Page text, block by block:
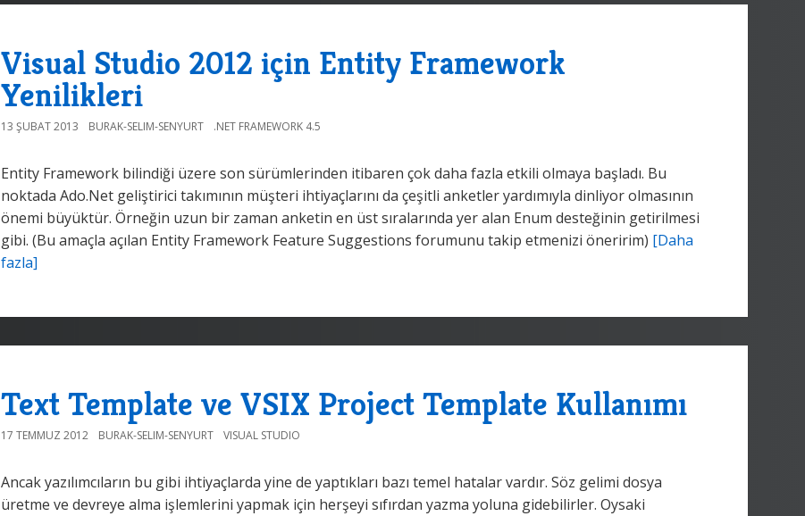
Visual Studio 2012 için Entity Framework
Yenilikleri
13 ŞUBAT 2013 BURAK-SELIM-SENYURT .NET FRAMEWORK 4.5
Entity Framework bilindiği üzere son sürümlerinden itibaren çok daha fazla etkili olmaya başladı. Bu
noktada Ado.Net geliştirici takımının müşteri ihtiyaçlarını da çeşitli anketler yardımıyla dinliyor olmasının
önemi büyüktür. Örneğin uzun bir zaman anketin en üst sıralarında yer alan Enum desteğinin getirilmesi
gibi. (Bu amaçla açılan Entity Framework Feature Suggestions forumunu takip etmenizi öneririm) [Daha
fazla]
Text Template ve VSIX Project Template Kullanımı
17 TEMMUZ 2012 BURAK-SELIM-SENYURT VISUAL STUDIO
Ancak yazılımcıların bu gibi ihtiyaçlarda yine de yaptıkları bazı temel hatalar vardır. Söz gelimi dosya
üretme ve devreye alma işlemlerini yapmak için herşeyi sıfırdan yazma yoluna gidebilirler. Oysaki